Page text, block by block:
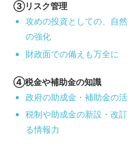
③リスク管理
攻めの投資としての、自
の強化
財政面での備えも万全に
④税金や補助金の知識
政府の助成金・補助金の
税制や助成金の新設・改
る情報力